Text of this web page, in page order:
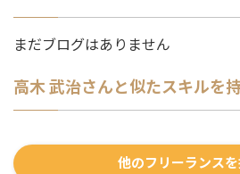
まだブログはありません
高木 武治さんと似たスキルを
他のフリーランス